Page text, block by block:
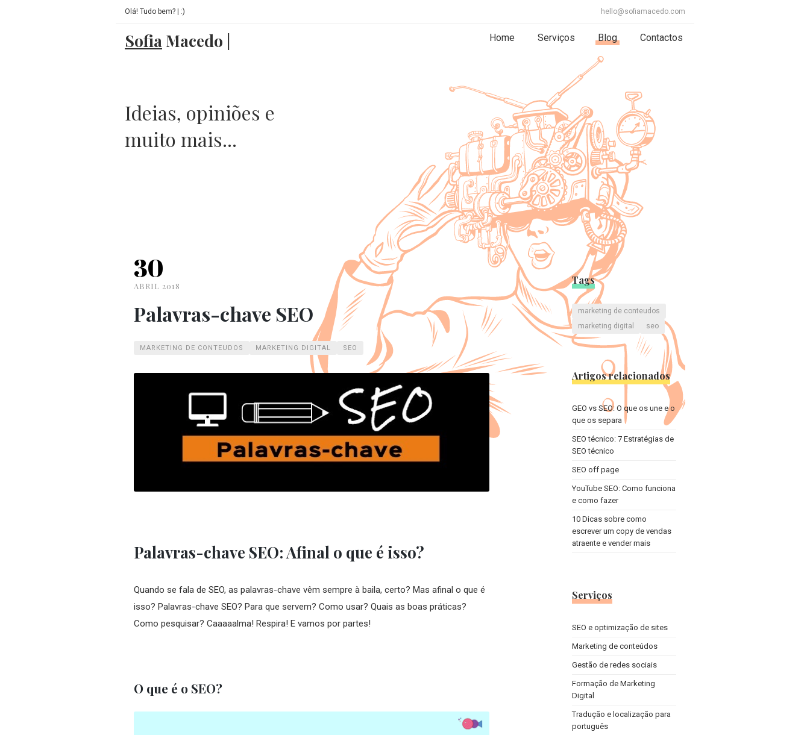
hello@sofiamacedo.com
Olá! Tudo bem? :)
Sofia Macedo | Home Serviços Blog Contactos
Ideias, opiniões e
muito mais...
30
ABRIL 2018
Palavras-chave SEO
MARKETING DE CONTEUDOS MARKETING DIGITAL SEO
Palavras-chave SEO: Afinal o que é isso?
Quando se fala de SEO, as palavras-chave vêm sempre à baila, certo? Mas afinal o que é
isso? Palavras-chave SEO? Para que servem? Como usar? Quais as boas práticas?
Como pesquisar? Caaaaalma! Respira! E vamos por partes!
O que é o SEO?
Tags
marketing de conteudos
marketing digital
seo
Artigos relacionados
GEO vs SEO: O que os une e o
que os separa
SEO técnico: 7 Estratégias de
SEO técnico
SEO off page
YouTube SEO: Como funciona
e como fazer
10 Dicas sobre como
escrever um copy de vendas
atraente e vender mais
Serviços
SEO e optimização de sites
Marketing de conteúdos
Gestão de redes sociais
Formação de Marketing
Digital
Tradução e localização para
português